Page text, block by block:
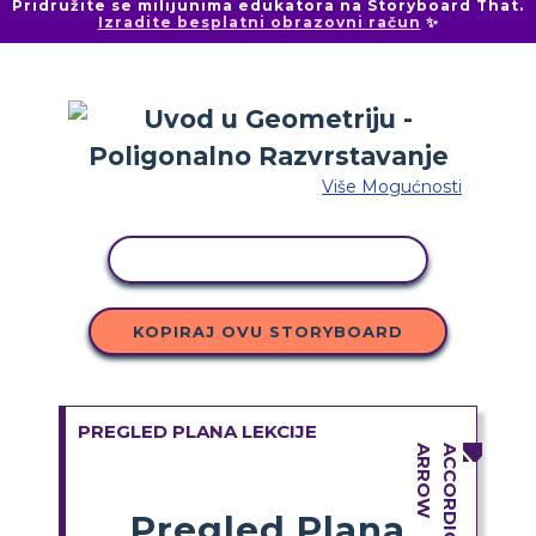
Pridružite se milijunima edukatora na Storyboard That.
Izradite besplatni obrazovni račun ✨
Više Mogućnosti
KOPIRAJ OVU STORYBOARD
PREGLED PLANA LEKCIJE